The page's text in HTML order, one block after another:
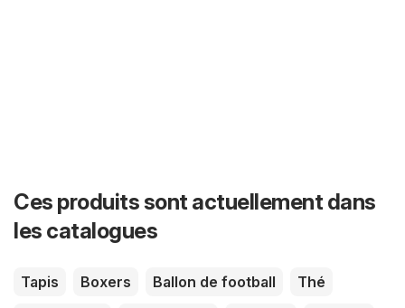
Ces produits sont actuellement dans
les catalogues
Tapis Boxers Ballon de football
Thé